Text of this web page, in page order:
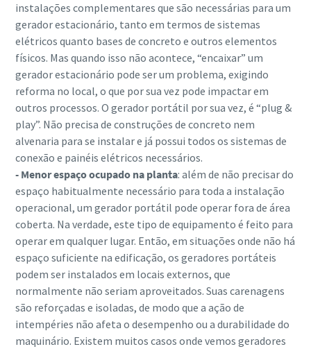
instalações complementares que são necessárias para um
gerador estacionário, tanto em termos de sistemas
elétricos quanto bases de concreto e outros elementos
físicos. Mas quando isso não acontece, “encaixar” um
gerador estacionário pode ser um problema, exigindo
reforma no local, o que por sua vez pode impactar em
outros processos. O gerador portátil por sua vez, é “plug &
play”. Não precisa de construções de concreto nem
alvenaria para se instalar e já possui todos os sistemas de
conexão e painéis elétricos necessários.
- Menor espaço ocupado na planta: além de não precisar do
espaço habitualmente necessário para toda a instalação
operacional, um gerador portátil pode operar fora de área
coberta. Na verdade, este tipo de equipamento é feito para
operar em qualquer lugar. Então, em situações onde não há
espaço suficiente na edificação, os geradores portáteis
podem ser instalados em locais externos, que
normalmente não seriam aproveitados. Suas carenagens
são reforçadas e isoladas, de modo que a ação de
intempéries não afeta o desempenho ou a durabilidade do
maquinário. Existem muitos casos onde vemos geradores